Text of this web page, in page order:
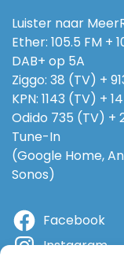
Luister naar
Ether: 105.5 FM +
DAB+ op 5A
Ziggo: 38 (TV) +
KPN: 1143 (TV) +
Odido 735 (TV) +
Tune-In
(Google Home,
Sonos)
Facebook
Instagram